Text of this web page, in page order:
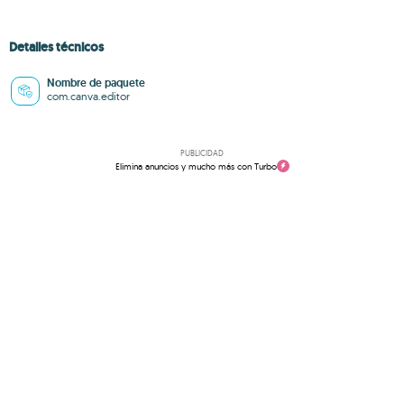
Detalles técnicos
Nombre de paquete
com.canva.editor
PUBLICIDAD
Elimina anuncios y mucho más con Turbo